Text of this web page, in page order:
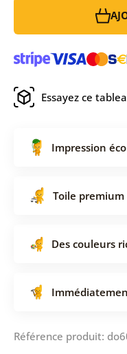
Essayez ce
Impression
Toile premium
Des couleurs
Référence produit: